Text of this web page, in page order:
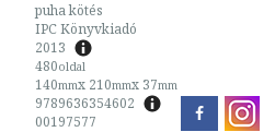
puha kötés
IPC Könyvkiadó
2013
480oldal
140mmx 210mmx 37mm
9789636354602
00197577